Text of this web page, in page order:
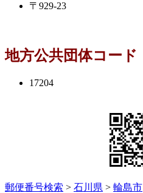
〒929-23
地方公共団体コード
17204
郵便番号検索 > 石川県 > 輪島市